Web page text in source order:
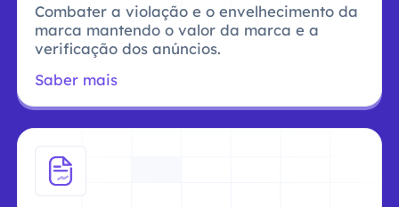
Combater a violação e o envelhecimento da
marca mantendo o valor da marca e a
verificação dos anúncios.
Saber mais